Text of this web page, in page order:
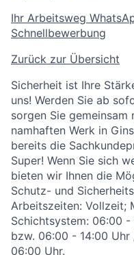
Ihr Arbeitsweg
Schnellbewerbung
Zurück zur Übersicht
Sicherheit ist Ihre
uns! Werden Sie ab
sorgen Sie
namhaften Werk in
bereits die
Super! Wenn Sie sich
bieten wir Ihnen die
Schutz- und
Arbeitszeiten: Vollzeit;
Schichtsystem: 06:00
bzw. 06:00 - 14:00
06:00 Uhr.